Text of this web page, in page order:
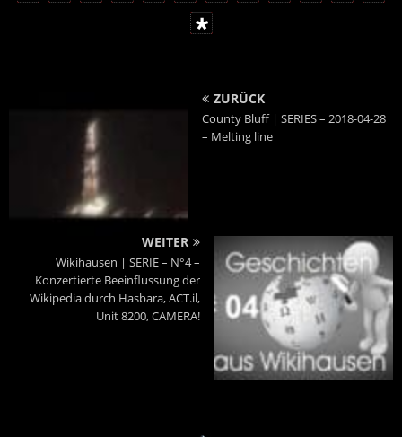
ZURÜCK
County Bluff | SERIES – 2018-04-28
– Melting line
WEITER
Wikihausen | SERIE – N°4 –
Konzertierte Beeinflussung der
Wikipedia durch Hasbara, ACT.il,
Unit 8200, CAMERA!